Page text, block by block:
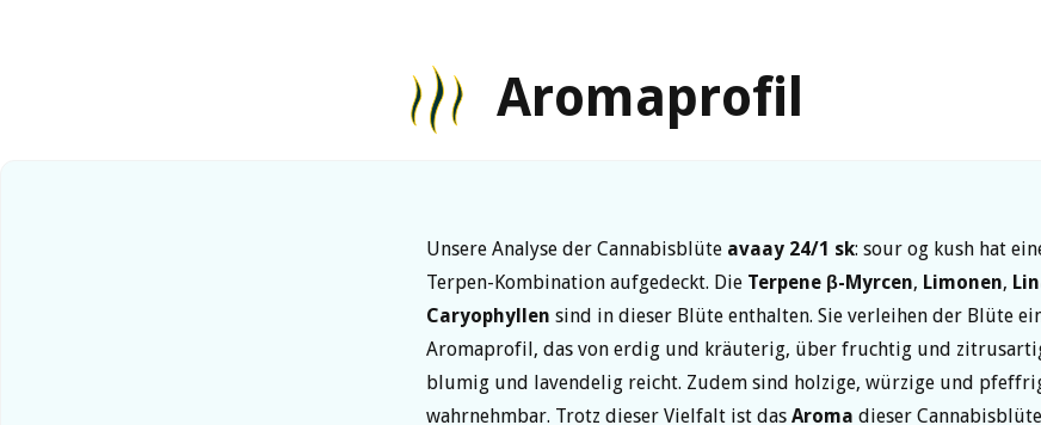
Aromaprofil
Unsere Analyse der Cannabisblüte avaay 24/1 sk: sour og kush hat
Terpen-Kombination aufgedeckt. Die Terpene β-Myrcen, Limonen,
Caryophyllen sind in dieser Blüte enthalten. Sie verleihen der Blüte
Aromaprofil, das von erdig und kräuterig, über fruchtig und
blumig und lavendelig reicht. Zudem sind holzige, würzige und
wahrnehmbar. Trotz dieser Vielfalt ist das Aroma dieser